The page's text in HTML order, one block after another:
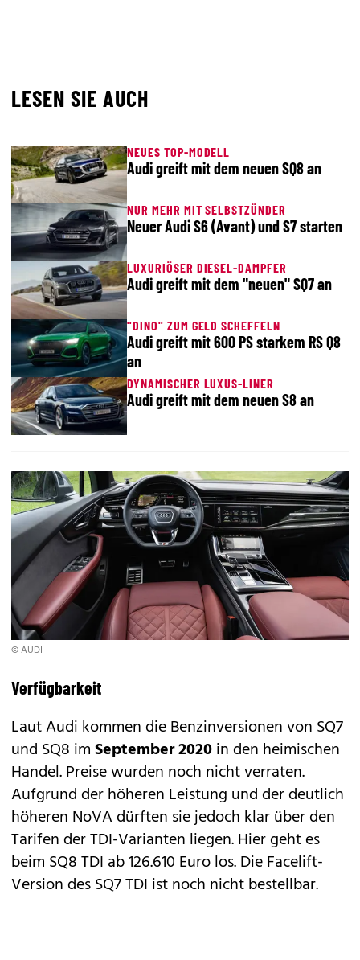
LESEN SIE AUCH
NEUES TOP-MODELL
Audi greift mit dem neuen SQ8 an
NUR MEHR MIT SELBSTZÜNDER
Neuer Audi S6 (Avant) und S7 starten
LUXURIÖSER DIESEL-DAMPFER
Audi greift mit dem "neuen" SQ7 an
"DINO" ZUM GELD SCHEFFELN
Audi greift mit 600 PS starkem RS Q8
an
DYNAMISCHER LUXUS-LINER
Audi greift mit dem neuen S8 an
© AUDI
Verfügbarkeit
Laut Audi kommen die Benzinversionen von SQ7
und SQ8 imSeptember 2020in den heimischen
Handel. Preise wurden noch nicht verraten.
Aufgrund der höheren Leistung und der deutlich
höheren NoVA dürften sie jedoch klar über den
Tarifen der TDI-Varianten liegen. Hier geht es
beim SQ8 TDI ab 126.610 Euro los. DieFacelift-
Version des SQ7 TDI ist noch nicht bestellbar.